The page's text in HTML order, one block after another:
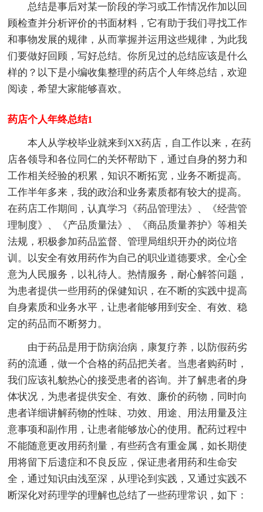
总结是事后对某一阶段的学习或工作情况作加以回
顾检查并分析评价的书面材料，它有助于我们寻找工作
和事物发展的规律，从而掌握并运用这些规律，为此我
们要做好回顾，写好总结。你所见过的总结应该是什么
样的？以下是小编收集整理的药店个人年终总结，欢迎
阅读，希望大家能够喜欢。
药店个人年终总结1
本人从学校毕业就来到XX药店，自工作以来，在药
店各领导和各位同仁的关怀帮助下，通过自身的努力和
工作相关经验的积累，知识不断拓宽，业务不断提高。
工作半年多来，我的政治和业务素质都有较大的提高。
在药店工作期间，认真学习《药品管理法》、《经营管
理制度》、《产品质量法》、《商品质量养护》等相关
法规，积极参加药品监督、管理局组织开办的岗位培
训。以安全有效用药作为自己的职业道德要求。全心全
意为人民服务，以礼待人。热情服务，耐心解答问题，
为患者提供一些用药的保健知识，在不断的实践中提高
自身素质和业务水平，让患者能够用到安全、有效、稳
定的药品而不断努力。
由于药品是用于防病治病，康复疗养，以防假药劣
药的流通，做一个合格的药品把关者。当患者购药时，
我们应该礼貌热心的接受患者的咨询。并了解患者的身
体状况，为患者提供安全、有效、廉价的药物，同时向
患者详细讲解药物的性味、功效、用途、用法用量及注
意事项和副作用，让患者能够放心的使用。配药过程中
不能随意更改用药剂量，有些药含有重金属，如长期使
用将留下后遗症和不良反应，保证患者用药和生命安
全，通过知识由浅至深，从理论到实践，又通过实践不
断深化对药理学的理解也总结了一些药理常识，如下：